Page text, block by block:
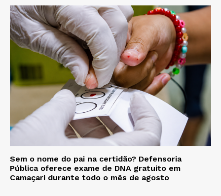
Sem o nome do pai na certidão? Defensoria
Pública oferece exame de DNA gratuito em
Camaçari durante todo o mês de agosto